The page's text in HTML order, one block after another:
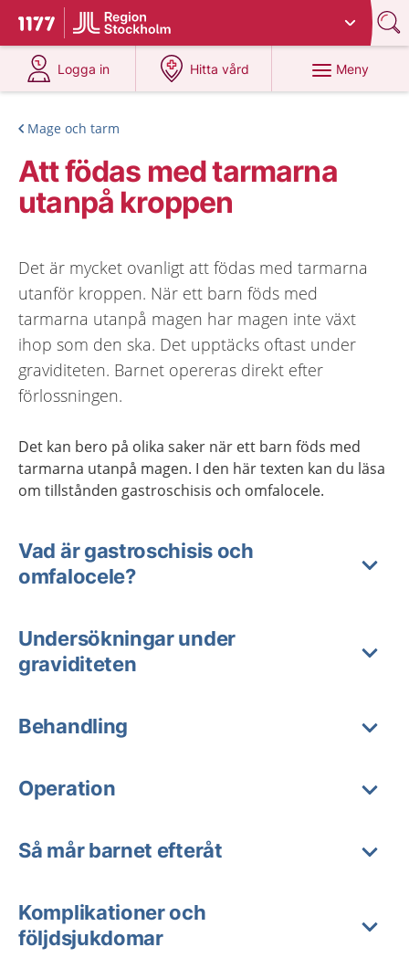
Till startsidan för 1177
Du har valt region
Logga in
på 1177.se
Hitta vård
på 1177.se
Meny
Mage och tarm
Att födas med tarmarna
utanpå kroppen
Det är mycket ovanligt att födas med tarmarna
utanför kroppen. När ett barn föds med
tarmarna utanpå magen har magen inte växt
ihop som den ska. Det upptäcks oftast under
graviditeten. Barnet opereras direkt efter
förlossningen.
Det kan bero på olika saker när ett barn föds med
tarmarna utanpå magen. I den här texten kan du läsa
om tillstånden gastroschisis och omfalocele.
Vad är gastroschisis och
omfalocele?
Undersökningar under
graviditeten
Behandling
Operation
Så mår barnet efteråt
Komplikationer och
följdsjukdomar